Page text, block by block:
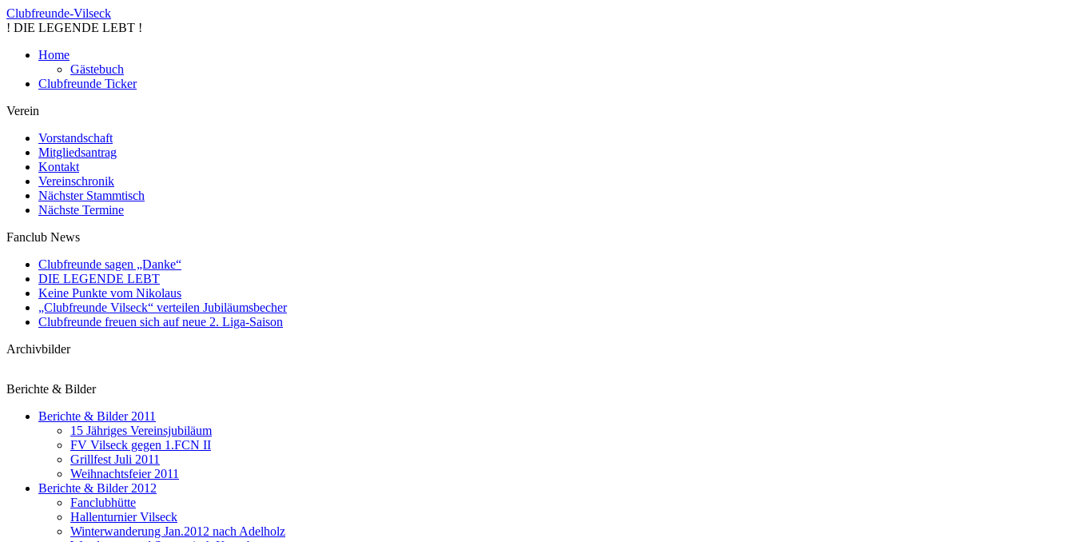
Clubfreunde-Vilseck
! DIE LEGENDE LEBT !
Home
Gästebuch
Clubfreunde Ticker
Verein
Vorstandschaft
Mitgliedsantrag
Kontakt
Vereinschronik
Nächster Stammtisch
Nächste Termine
Fanclub News
Clubfreunde sagen „Danke“
DIE LEGENDE LEBT
Keine Punkte vom Nikolaus
„Clubfreunde Vilseck“ verteilen Jubiläumsbecher
Clubfreunde freuen sich auf neue 2. Liga-Saison
Archivbilder
Berichte & Bilder
Berichte & Bilder 2011
15 Jähriges Vereinsjubiläum
FV Vilseck gegen 1.FCN II
Grillfest Juli 2011
Weihnachtsfeier 2011
Berichte & Bilder 2012
Fanclubhütte
Hallenturnier Vilseck
Winterwanderung Jan.2012 nach Adelholz